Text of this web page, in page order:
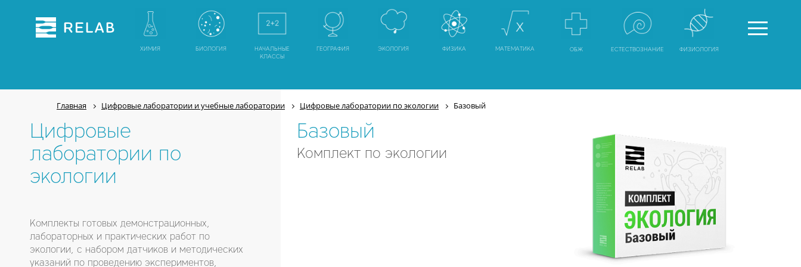
ХИМИЯ БИОЛОГИЯ
НАЧАЛЬНЫЕ
КЛАССЫ
ГЕОГРАФИЯ ЭКОЛОГИЯ ФИЗИКА МАТЕМАТИКА ОБЖ ЕСТЕСТВОЗНАНИЕ ФИЗИОЛОГИЯ
Главная Цифровые лаборатории и учебные лаборатории Цифровые лаборатории по экологии Базовый
Цифровые
лаборатории по
экологии
Комплекты готовых демонстрационных,
лабораторных и практических работ по
экологии, с набором датчиков и методических
указаний по проведению экспериментов,
Базовый
Комплект по экологии